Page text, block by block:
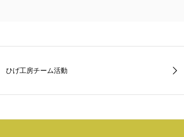
ひげ工房チーム活動